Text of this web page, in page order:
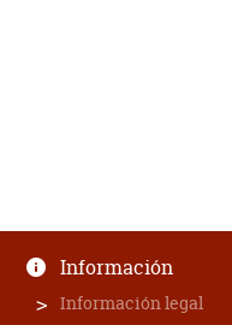
Información
Información legal